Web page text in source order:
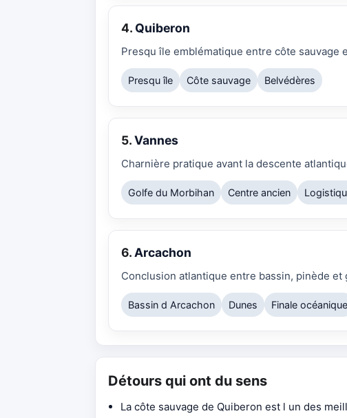
4. Quiberon
Presqu île emblématique entre côte sauvage
Presqu île Côte sauvage Belvédères
5.Vannes
Charnière pratique avant la descente
Golfe du Morbihan Centre ancien
6. Arcachon
Conclusion atlantique entre bassin, pinède et
Bassin d Arcachon Dunes Finale océanique
Détours qui ont du sens
La côte sauvage de Quiberon est l un des